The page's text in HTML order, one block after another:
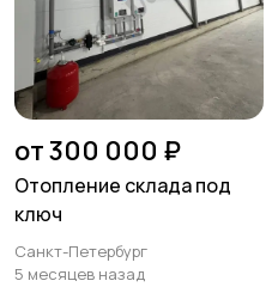
от 300 000 ₽
Отопление склада под
ключ
Санкт-Петербург
5 месяцев назад